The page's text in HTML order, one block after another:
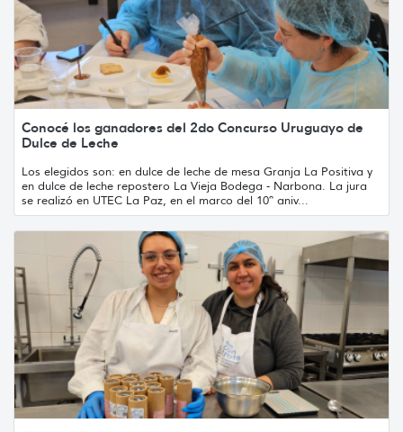
Conocé los ganadores del 2do Concurso Uruguayo de
Dulce de Leche
Los elegidos son: en dulce de leche de mesa Granja La Positiva y
en dulce de leche repostero La Vieja Bodega - Narbona. La jura
se realizó en UTEC La Paz, en el marco del 10º aniv...